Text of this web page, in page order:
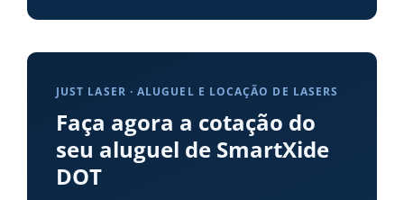
JUST LASER · ALUGUEL E LOCAÇÃO DE LASERS
Faça agora a cotação do
seu aluguel de SmartXide
DOT